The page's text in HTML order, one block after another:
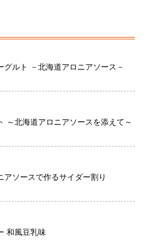
グルト －北海道アロニアソース－
～北海道アロニアソースを添えて～
アソースで作るサイダー割り
和風豆乳味